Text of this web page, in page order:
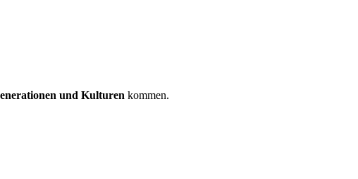
und Kulturen kommen.